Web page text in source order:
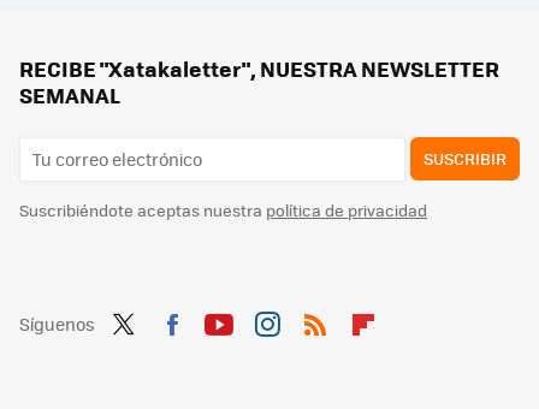
RECIBE "Xatakaletter", NUESTRA NEWSLETTER
SEMANAL
SUSCRIBIR
Suscribiéndote aceptas nuestra política de privacidad
Síguenos